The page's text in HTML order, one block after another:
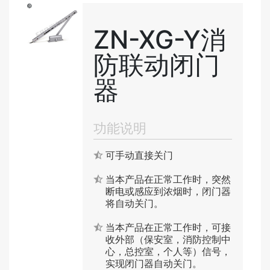
ZN-XG-Y消
防联动闭门
器
功能说明
可手动直接关门
当本产品在正常工作时，突然
断电或感应到浓烟时，闭门器
将自动关门。
当本产品在正常工作时，可接
收外部（保安室，消防控制中
心，总控室，个人等）信号，
实现闭门器自动关门。